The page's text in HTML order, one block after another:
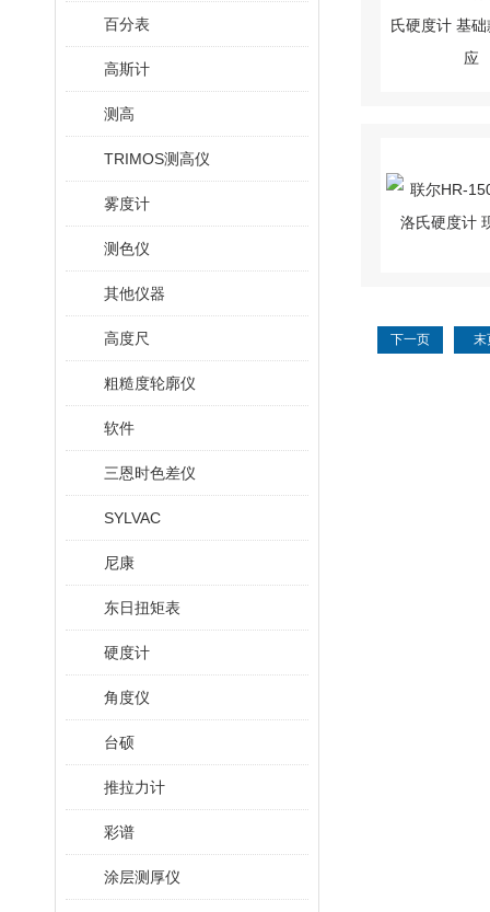
百分表
高斯计
测高
TRIMOS测高仪
雾度计
测色仪
其他仪器
高度尺
粗糙度轮廓仪
软件
三恩时色差仪
SYLVAC
尼康
东日扭矩表
硬度计
角度仪
台硕
推拉力计
彩谱
涂层测厚仪
下一页 末